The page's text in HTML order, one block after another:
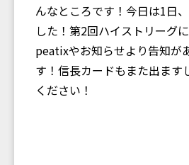
んなところです！今日は1日
した！第2回ハイストリーグ
peatixやお知らせより告知が
す！信長カードもまた出ます
ください！